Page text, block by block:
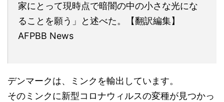
家にとって現時点で暗闇の中の小さな光にな
ることを願う」と述べた。【翻訳編集】
AFPBB News
デンマークは、ミンクを輸出しています。
そのミンクに新型コロナウィルスの変種が見つかっ